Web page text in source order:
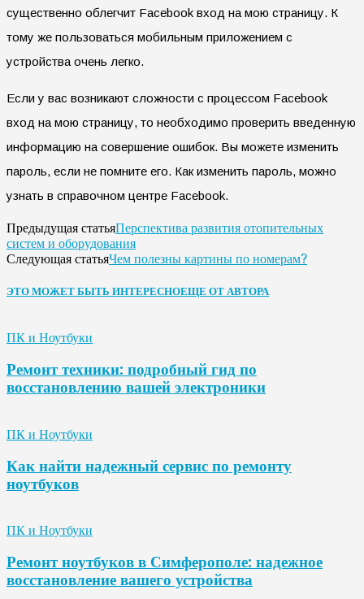
существенно облегчит Facebook вход на мою страницу. К
тому же пользоваться мобильным приложением с
устройства очень легко.
Если у вас возникают сложности с процессом Facebook
вход на мою страницу, то необходимо проверить введенную
информацию на совершение ошибок. Вы можете изменить
пароль, если не помните его. Как изменить пароль, можно
узнать в справочном центре Facebook.
Предыдущая статьяПерспектива развития отопительных
систем и оборудования
Следующая статьяЧем полезны картины по номерам?
ЭТО МОЖЕТ БЫТЬ ИНТЕРЕСНОЕЩЕ ОТ АВТОРА
ПК и Ноутбуки
Ремонт техники: подробный гид по
восстановлению вашей электроники
ПК и Ноутбуки
Как найти надежный сервис по ремонту
ноутбуков
ПК и Ноутбуки
Ремонт ноутбуков в Симферополе: надежное
восстановление вашего устройства